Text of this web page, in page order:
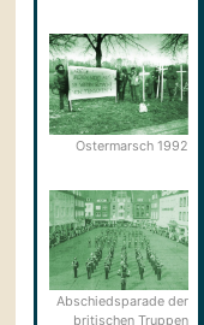
Ostermarsch 1992
Abschiedsparade der
britischen Truppen